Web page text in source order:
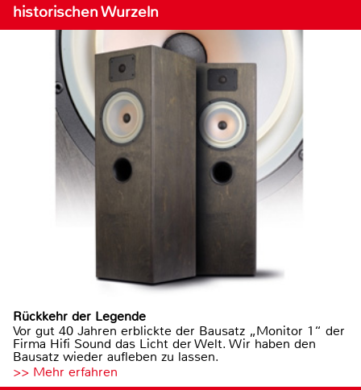
historischen Wurzeln
Rückkehr der Legende
Vor gut 40 Jahren erblickte der Bausatz „Monitor 1“ der
Firma Hifi Sound das Licht der Welt. Wir haben den
Bausatz wieder aufleben zu lassen.
>> Mehr erfahren